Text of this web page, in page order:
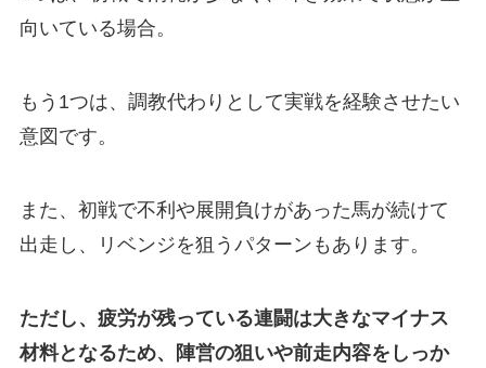
向いている場合。
もう1つは、調教代わりとして実戦を経験させたい
意図です。
また、初戦で不利や展開負けがあった馬が続けて
出走し、リベンジを狙うパターンもあります。
ただし、疲労が残っている連闘は大きなマイナス
材料となるため、陣営の狙いや前走内容をしっか